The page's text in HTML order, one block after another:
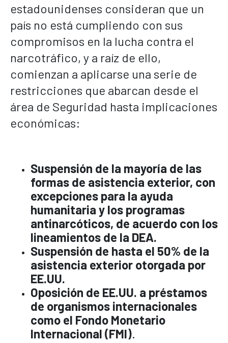
estadounidenses consideran que un
país no está cumpliendo con sus
compromisos en la lucha contra el
narcotráfico, y a raíz de ello,
comienzan a aplicarse una serie de
restricciones que abarcan desde el
área de Seguridad hasta implicaciones
económicas:
Suspensión de la mayoría de las
formas de asistencia exterior, con
excepciones para la ayuda
humanitaria y los programas
antinarcóticos, de acuerdo con los
lineamientos de la DEA.
Suspensión de hasta el 50% de la
asistencia exterior otorgada por
EE.UU.
Oposición de EE.UU. a préstamos
de organismos internacionales
como el Fondo Monetario
Internacional (FMI).